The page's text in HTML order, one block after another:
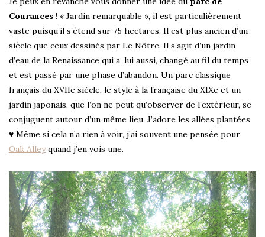
Courances ! « Jardin remarquable », il est particulièrement
vaste puisqu’il s’étend sur 75 hectares. Il est plus ancien d’un
siècle que ceux dessinés par Le Nôtre. Il s’agit d’un jardin
d’eau de la Renaissance qui a, lui aussi, changé au fil du temps
et est passé par une phase d’abandon. Un parc classique
français du XVIIe siècle, le style à la française du XIXe et un
jardin japonais, que l’on ne peut qu’observer de l’extérieur, se
conjuguent autour d’un même lieu. J’adore les allées plantées
♥ Même si cela n’a rien à voir, j’ai souvent une pensée pour
Oak Alleyquand j’en vois une.